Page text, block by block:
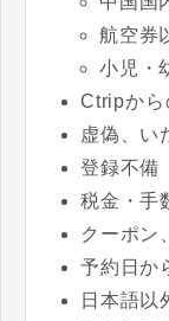
航空券
小児・
Ctripから
虚偽、い
登録不備
税金・手
クーポン
予約日か
日本語以